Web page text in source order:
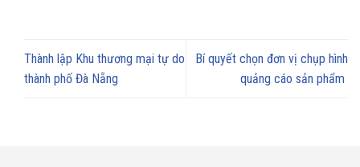
Thành lập Khu thương mại tự do
thành phố Đà Nẵng
Bí quyết chọn đơn vị chụp hình
quảng cáo sản phẩm